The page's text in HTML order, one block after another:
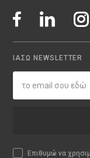
ΙΑΣΩ NEWSLETTER
Επιθυμώ να